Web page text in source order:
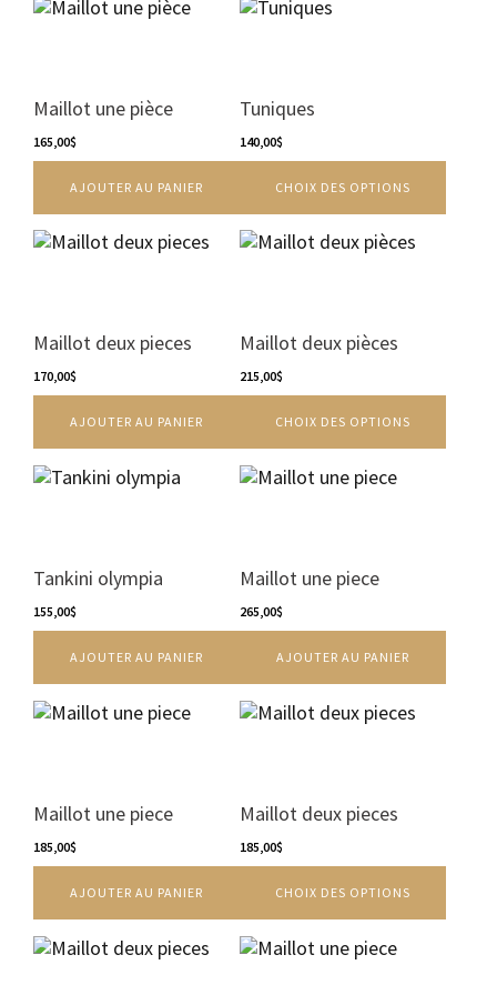
produit
Maillot une pièce
165,00$
AJOUTER AU PANIER
Tuniques
140,00$
CHOIX DES OPTIONS
Ce
variations.
Les
options
peuvent
choisies
sur
produit
Maillot deux pieces
170,00$
AJOUTER AU PANIER
Maillot deux pièces
215,00$
CHOIX DES OPTIONS
Ce
variations.
Les
options
peuvent
choisies
sur
produit
Tankini olympia
155,00$
AJOUTER AU PANIER
Maillot une piece
265,00$
AJOUTER AU PANIER
Maillot une piece
185,00$
AJOUTER AU PANIER
Maillot deux pieces
185,00$
CHOIX DES OPTIONS
Ce
variations.
Les
options
peuvent
choisies
sur
Ce